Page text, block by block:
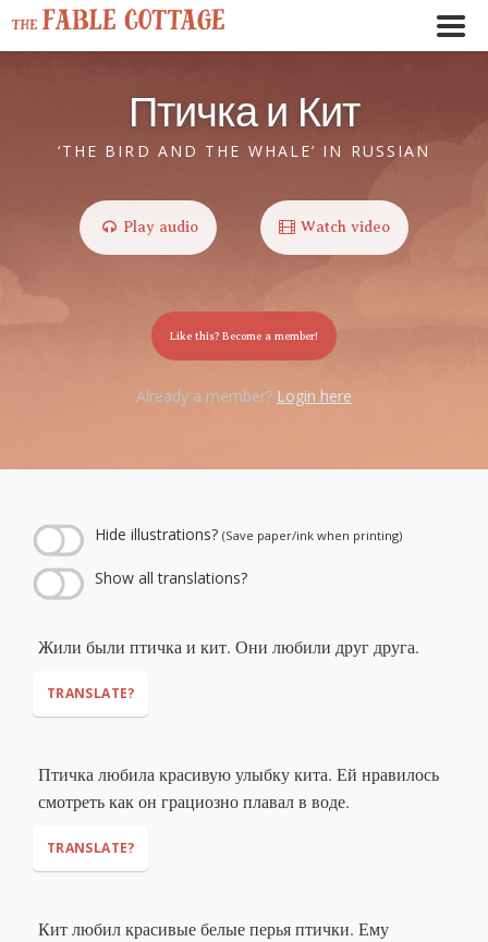
Птичка и Кит
‘THE BIRD AND THE WHALE’ IN RUSSIAN
Play audio Watch video
Like this? Become a member!
Already a member? Login here
Hide illustrations? (Save paper/ink when printing)
Show all translations?
Жили были птичка и кит. Они любили друг друга.
TRANSLATE?
Птичка любила красивую улыбку кита. Ей нравилось
смотреть как он грациозно плавал в воде.
TRANSLATE?
Кит любил красивые белые перья птички. Ему